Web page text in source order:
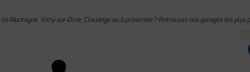
la-Montagne, Vitry-sur-Orne, Clouange ou à proximité ? Retrouvez nos garages les plus